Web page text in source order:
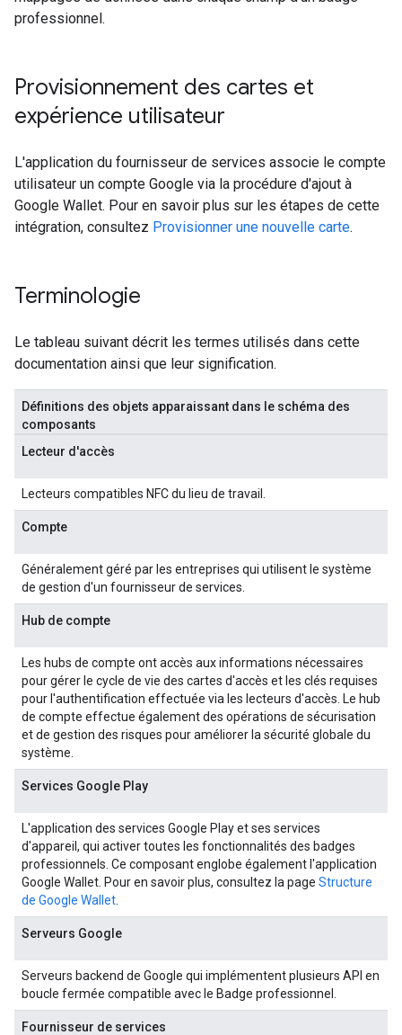
professionnel.
Provisionnement des cartes et
expérience utilisateur
L'application du fournisseur de services associe le compte
utilisateur un compte Google via la procédure d'ajout à
Google Wallet. Pour en savoir plus sur les étapes de cette
intégration, consultez Provisionner une nouvelle carte.
Terminologie
Le tableau suivant décrit les termes utilisés dans cette
documentation ainsi que leur signification.
Définitions des objets apparaissant dans le schéma des
composants
Lecteur d'accès
Lecteurs compatibles NFC du lieu de travail.
Compte
Généralement géré par les entreprises qui utilisent le système
de gestion d'un fournisseur de services.
Hub de compte
Les hubs de compte ont accès aux informations nécessaires
pour gérer le cycle de vie des cartes d'accès et les clés requises
pour l'authentification effectuée via les lecteurs d'accès. Le hub
de compte effectue également des opérations de sécurisation
et de gestion des risques pour améliorer la sécurité globale du
système.
Services Google Play
L'application des services Google Play et ses services
d'appareil, qui activer toutes les fonctionnalités des badges
professionnels. Ce composant englobe également l'application
Google Wallet. Pour en savoir plus, consultez la page Structure
de Google Wallet
Serveurs Google
Serveurs backend de Google qui implémentent plusieurs API en
boucle fermée compatible avec le Badge professionnel.
Fournisseur de services